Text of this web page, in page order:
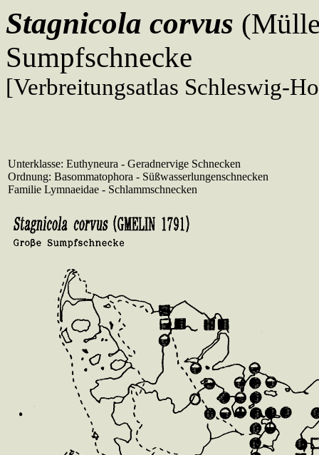
Stagnicola corvus
Sumpfschnecke
[Verbreitungsatlas Schleswig-
Unterklasse: Euthyneura - Geradnervige Schnecken
Ordnung: Basommatophora - Süßwasserlungenschnecken
Familie Lymnaeidae - Schlammschnecken